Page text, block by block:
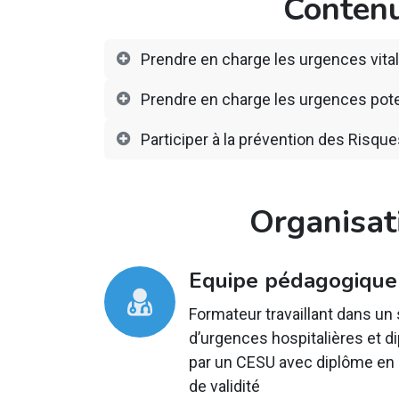
Prendre en charge les urgences
Prendre en charge les urgences
Participer à la prévention des
Equipe pédagogique
Formateur travaillant dans un
d’urgences hospitalières et
par un CESU avec diplôme
de validité